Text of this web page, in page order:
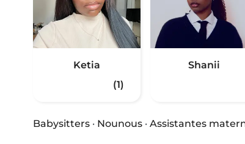
Ketia
(1)
Shanii
Babysitters · Nounous · Assistantes